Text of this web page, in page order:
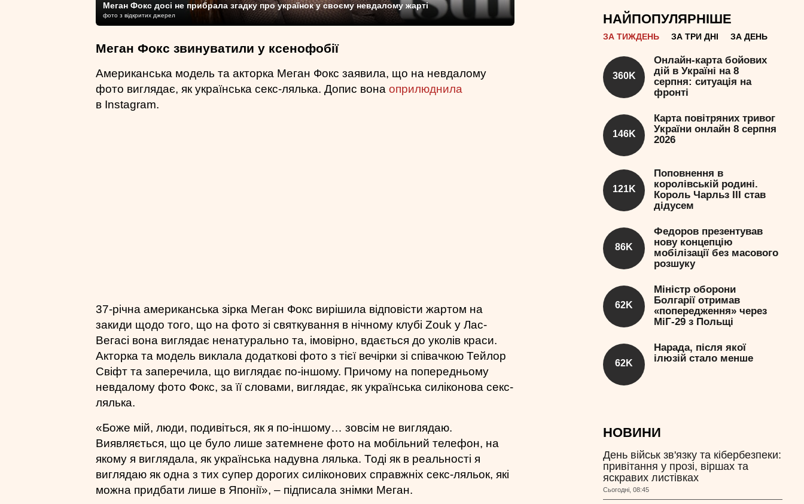
Меган Фокс досі не прибрала згадку про українок у своєму невдалому жарті
фото з відкритих джерел
Меган Фокс звинуватили у ксенофобії
Американська модель та акторка Меган Фокс заявила, що на невдалому
фото виглядає, як українська секс-лялька. Допис вона оприлюднила
в Instagram.
37-річна американська зірка Меган Фокс вирішила відповісти жартом на
закиди щодо того, що на фото зі святкування в нічному клубі Zouk у Лас-
Вегасі вона виглядає ненатурально та, імовірно, вдається до уколів краси.
Акторка та модель виклала додаткові фото з тієї вечірки зі співачкою Тейлор
Свіфт та заперечила, що виглядає по-іншому. Причому на попередньому
невдалому фото Фокс, за її словами, виглядає, як українська силіконова секс-
лялька.
«Боже мій, люди, подивіться, як я по-іншому… зовсім не виглядаю.
Виявляється, що це було лише затемнене фото на мобільний телефон, на
якому я виглядала, як українська надувна лялька. Тоді як в реальності я
виглядаю як одна з тих супер дорогих силіконових справжніх секс-ляльок, які
можна придбати лише в Японії», – підписала знімки Меган.
НАЙПОПУЛЯРНІШЕ
ЗА ТИЖДЕНЬ ЗА ТРИ ДНІ ЗА ДЕНЬ
360K
Онлайн-карта бойових
дій в Україні на 8
серпня: ситуація на
фронті
146K
Карта повітряних тривог
України онлайн 8 серпня
2026
121K
Поповнення в
королівській родині.
Король Чарльз III став
дідусем
86K
Федоров презентував
нову концепцію
мобілізації без масового
розшуку
62K
Міністр оборони
Болгарії отримав
«попередження» через
МіГ-29 з Польщі
62K
Нарада, після якої
ілюзій стало менше
НОВИНИ
День військ зв'язку та кібербезпеки:
привітання у прозі, віршах та
яскравих листівках
Сьогодні, 08:45